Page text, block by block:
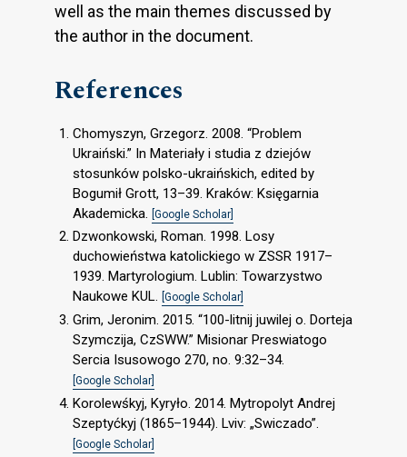
well as the main themes discussed by
the author in the document.
References
Chomyszyn, Grzegorz. 2008. “Problem
Ukraiński.” In Materiały i studia z dziejów
stosunków polsko-ukraińskich, edited by
Bogumił Grott, 13–39. Kraków: Księgarnia
Akademicka.
[Google Scholar]
Dzwonkowski, Roman. 1998. Losy
duchowieństwa katolickiego w ZSSR 1917–
1939. Martyrologium. Lublin: Towarzystwo
Naukowe KUL. [Google Scholar]
Grim, Jeronim. 2015. “100-litnij juwilej o. Dorteja
Szymczija, CzSWW.” Misionar Preswiatogo
Sercia Isusowogo 270, no. 9:32–34.
[Google Scholar]
Korolewśkyj, Kyryło. 2014. Mytropolyt Andrej
Szeptyćkyj (1865–1944). Lviv: „Swiczado”.
[Google Scholar]